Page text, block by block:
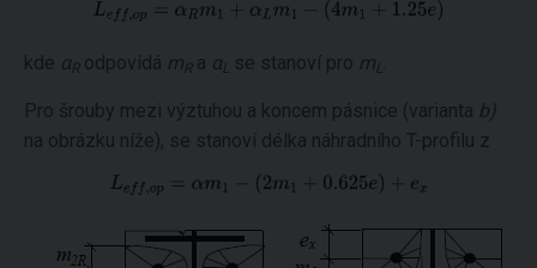
kde αRodpovídá mRa αL se stanoví pro mL
Pro šrouby mezi výztuhou a koncem pásnice (varianta b)
na obrázku níže), se stanoví délka náhradního T-profilu z